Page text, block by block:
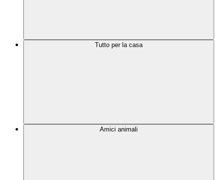
Tutto per la casa
Amici animali